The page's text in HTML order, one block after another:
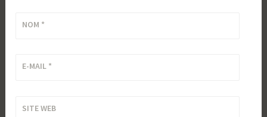
NOM *
E-MAIL *
SITE WEB